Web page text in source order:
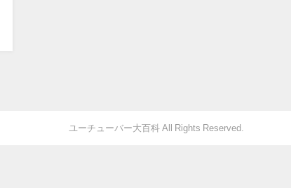
ユーチューバー大百科 All Rights Reserved.